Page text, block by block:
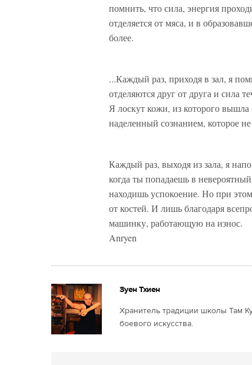
помнить, что сила, энергия
отделяется от мяса, и в
более.
...Каждый раз, приходя в зал, я
отделяются друг от друга и сила
Я лоскут кожи, из которого
наделенный сознанием, которое
Каждый раз, выходя из зала, я
когда ты попадаешь в
находишь успокоение. Но при
от костей. И лишь благодаря
машинку, работающую на износ.
Anryen
Зуен Тхиен
Хранитель традиции школы Там
боевого искусства.